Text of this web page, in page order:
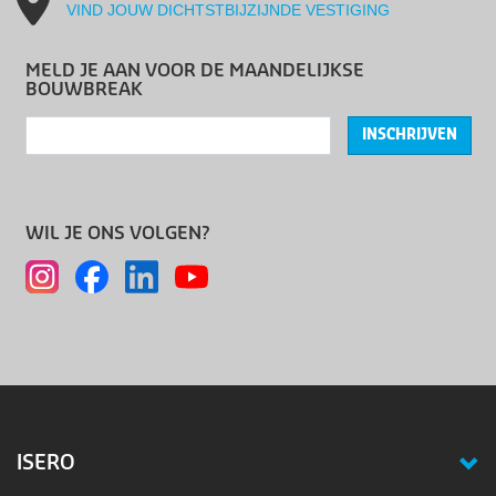
VIND JOUW DICHTSTBIJZIJNDE VESTIGING
MELD JE AAN VOOR DE MAANDELIJKSE
BOUWBREAK
INSCHRIJVEN
WIL JE ONS VOLGEN?
ISERO